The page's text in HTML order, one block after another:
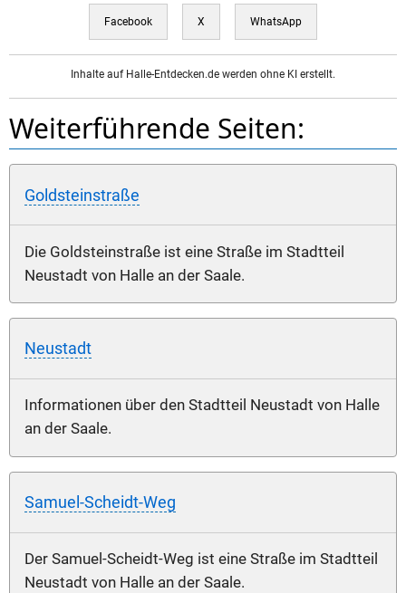
Facebook X WhatsApp
Inhalte auf Halle-Entdecken.de werden ohne KI erstellt.
Weiterführende Seiten:
Goldsteinstraße
Die Goldsteinstraße ist eine Straße im Stadtteil
Neustadt von Halle an der Saale.
Neustadt
Informationen über den Stadtteil Neustadt von Halle
an der Saale.
Samuel-Scheidt-Weg
Der Samuel-Scheidt-Weg ist eine Straße im Stadtteil
Neustadt von Halle an der Saale.